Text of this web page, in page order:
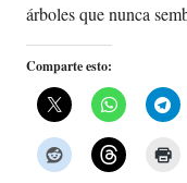
árboles que nunca
Comparte esto: